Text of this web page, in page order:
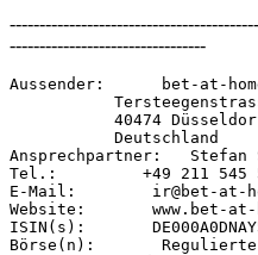
---------------------------------
Aussender:      bet-at-
40474
           Deutschland
Ansprechpartner:   Stefan
Tel.:         +49 211 545
E-Mail:        ir@bet-at-
Website:       www.bet-at-
ISIN(s):
Börse(n):